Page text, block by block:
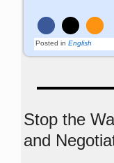
Posted in English
Stop the
and